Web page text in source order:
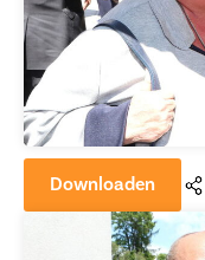
Downloaden